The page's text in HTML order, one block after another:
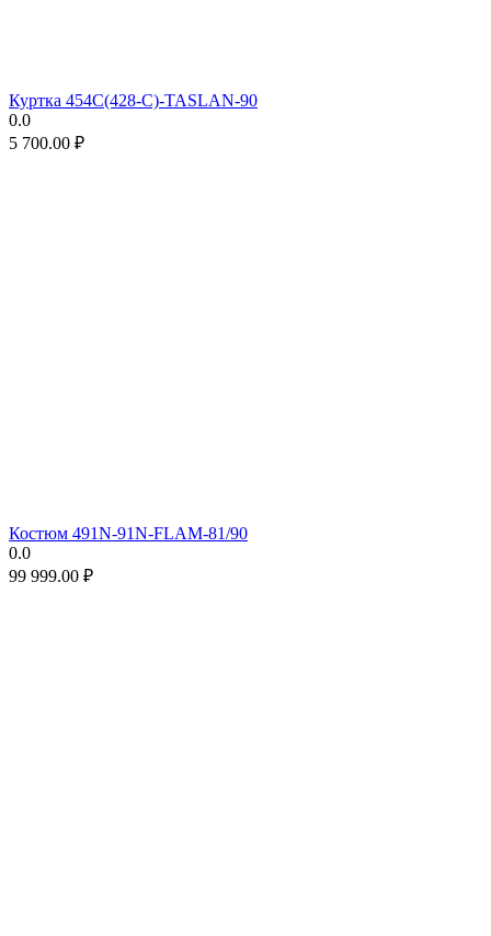
Куртка 454C(428-C)-TASLAN-90
0.0
5 700.00 ₽
Костюм 491N-91N-FLAM-81/90
0.0
99 999.00 ₽